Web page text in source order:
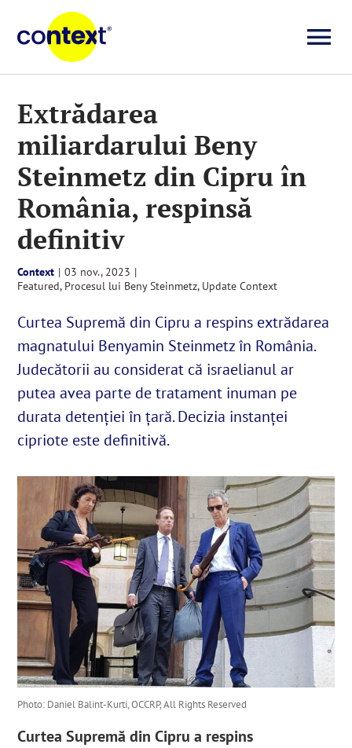
content
Știri
Explicative
Seriale
Despre noi
English
Cautare...
Extrădarea
miliardarului Beny
Steinmetz din Cipru în
România, respinsă
definitiv
Context | 03 nov., 2023 |
Featured, Procesul lui Beny Steinmetz, Update Context
Curtea Supremă din Cipru a respins extrădarea
magnatului Benyamin Steinmetz în România.
Judecătorii au considerat că israelianul ar
putea avea parte de tratament inuman pe
durata detenției în țară. Decizia instanței
cipriote este definitivă.
Photo: Daniel Balint-Kurti, OCCRP, All Rights Reserved
Curtea Supremă din Cipru a respins